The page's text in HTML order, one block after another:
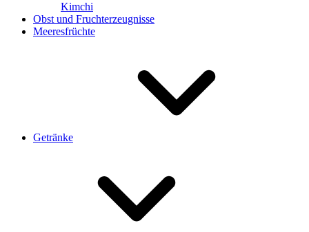
Kimchi
Obst und Fruchterzeugnisse
Meeresfrüchte
Getränke